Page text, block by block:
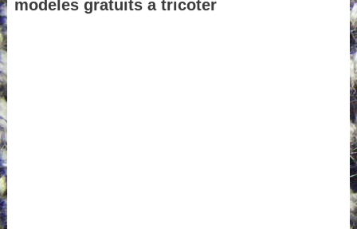
modeles gratuits a tricoter